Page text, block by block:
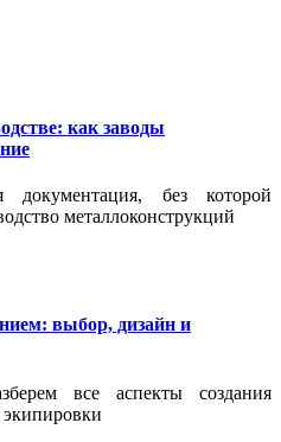
как заводы
без которой
металлоконструкций
выбор, дизайн и
все аспекты создания